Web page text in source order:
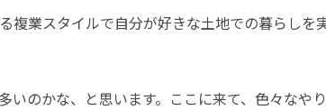
複業スタイルで自分が好きな土地での暮らし
いのかな、と思います。ここに来て、色々なや